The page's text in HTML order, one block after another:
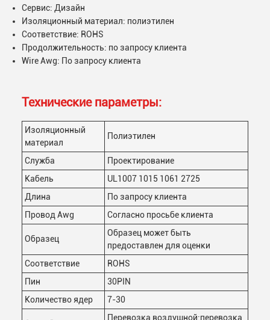
Сервис: Дизайн
Изоляционный материал: полиэтилен
Соответствие: ROHS
Продолжительность: по запросу клиента
Wire Awg: По запросу клиента
Технические параметры:
Изоляционный
материал
Полиэтилен
Служба
Проектирование
Кабель
UL1007 1015 1061 2725
Длина
По запросу клиента
Провод Awg
Согласно просьбе клиента
Образец
Образец может быть
предоставлен для оценки
Соответствие
ROHS
Пин
30PIN
Количество ядер
7-30
Перевозка воздушной;перевозка